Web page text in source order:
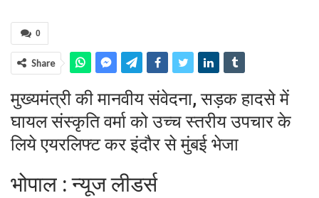
0
Share
मुख्यमंत्री की मानवीय संवेदना, सड़क हादसे में
घायल संस्कृति वर्मा को उच्च स्तरीय उपचार के
लिये एयरलिफ्ट कर इंदौर से मुंबई भेजा
भोपाल : न्यूज लीडर्स